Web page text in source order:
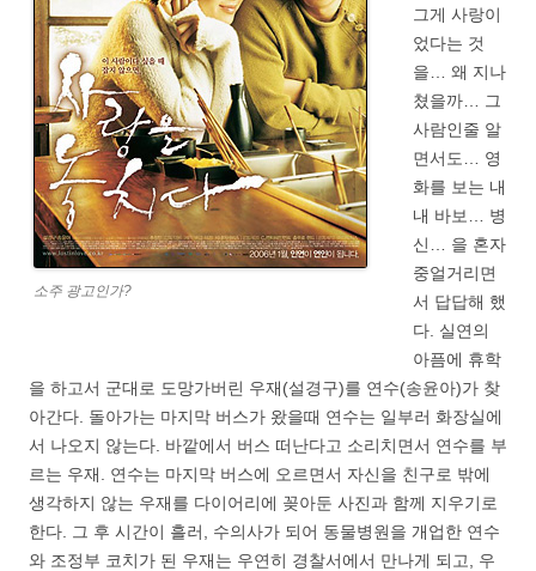
소주 광고인가?
그게 사랑이
었다는 것
을… 왜 지나
쳤을까… 그
사람인줄 알
면서도… 영
화를 보는 내
내 바보… 병
신… 을 혼자
중얼거리면
서 답답해 했
다. 실연의
아픔에 휴학
을 하고서 군대로 도망가버린 우재(설경구)를 연수(송윤아)가 찾
아간다. 돌아가는 마지막 버스가 왔을때 연수는 일부러 화장실에
서 나오지 않는다. 바깥에서 버스 떠난다고 소리치면서 연수를 부
르는 우재. 연수는 마지막 버스에 오르면서 자신을 친구로 밖에
생각하지 않는 우재를 다이어리에 꽂아둔 사진과 함께 지우기로
한다. 그 후 시간이 흘러, 수의사가 되어 동물병원을 개업한 연수
와 조정부 코치가 된 우재는 우연히 경찰서에서 만나게 되고, 우